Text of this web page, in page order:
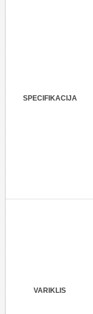
SPECIFIKACIJA
VARIKLIS